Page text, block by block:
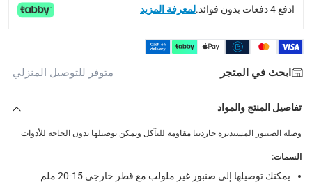
What's in the Boxادفع 4 دفعات بدون فوائد. لمعرفة المزيد
ابحث في المتجر متوفر للتوصيل المنزلي
تفاصيل المنتج والمواد
وصلة الصنبور المستديرة جاردينا مقاومة للتآكل ويمكن توصيلها بدون الحاجة للأدوات
السمات:
يمكنك توصيلها إلى صنبور غير ملولب مع قطر خارجي 15-20 ملم